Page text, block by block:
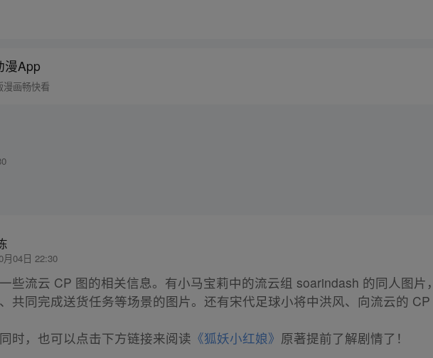
漫App
漫画畅快看
月04日 22:30
些流云 CP 图的相关信息。有小马宝莉中的流云组 soarindash 的同人图
共同完成送货任务等场景的图片。还有宋代足球小将中洪风、向流云的 CP
时，也可以点击下方链接来阅读 《狐妖小红娘》 原著提前了解剧情了！